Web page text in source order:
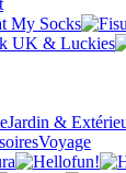
Jardin &
Voyage